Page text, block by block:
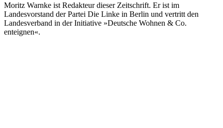
Moritz Warnke ist Redakteur dieser Zeitschrift. Er ist im
Landesvorstand der Partei Die Linke in Berlin und vertritt den
Landesverband in der Initiative »Deutsche Wohnen & Co.
enteignen«.